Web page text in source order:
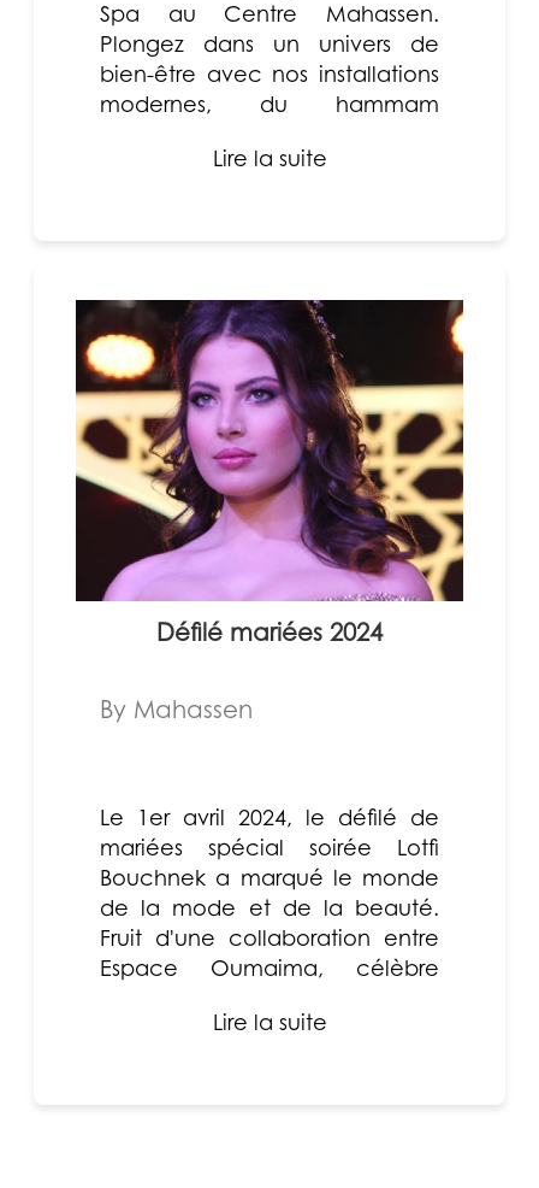
Spa au Centre Mahassen.
Plongez dans un univers de
bien-être avec nos installations
modernes, du hammam
relaxants....Lire la suite
Défilé mariées 2024
By Mahassen
Le 1er avril 2024, le défilé de
mariées spécial soirée Lotfi
Bouchnek a marqué le monde
de la mode et de la beauté.
Fruit d'une collaboration entre
Espace Oumaima, célèbre
Lire la suite